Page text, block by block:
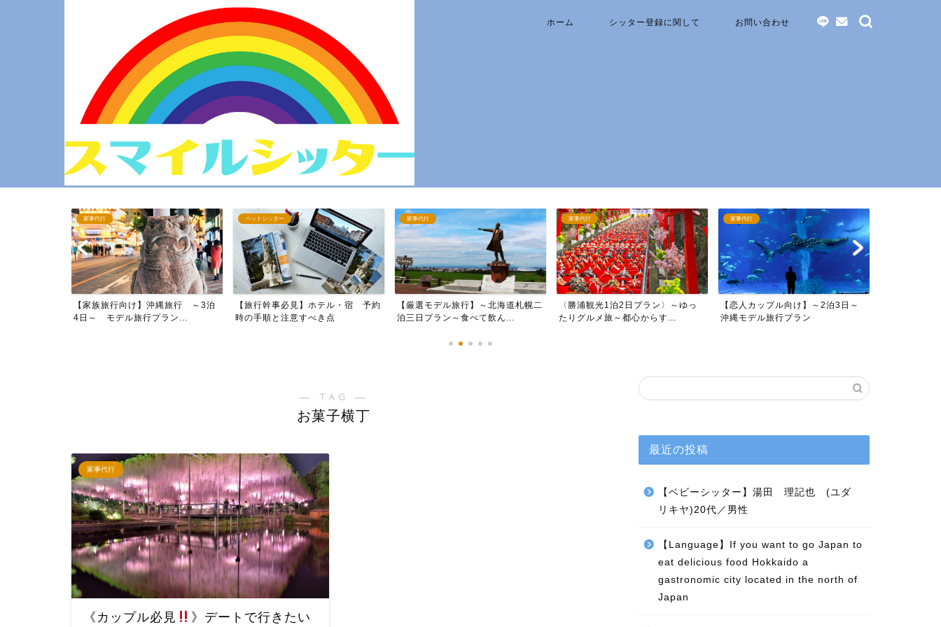
ホーム シッター登録に関して お問い合わせ
家事代行
【家族旅行向け】沖縄旅行 ～3泊
4日～ モデル旅行プラン...
ペットシッター
【旅行幹事必見】ホテル・宿 予約
時の手順と注意すべき点
家事代行
【厳選モデル旅行】～北海道札幌二
泊三日プラン～食べて飲ん...
家事代行
〈勝浦観光1泊2日プラン〉～ゆっ
たりグルメ旅～都心からす...
家事代行
【恋人カップル向け】～2泊3日～
沖縄モデル旅行プラン
― TAG ―
お菓子横丁
家事代行
《カップル必見 》デートで行きたい
最近の投稿
【ベビーシッター】湯田 理記也 (ユダ
リキヤ)20代／男性
【Language】If you want to go Japan to
eat delicious food Hokkaido a
gastronomic city located in the north of
Japan